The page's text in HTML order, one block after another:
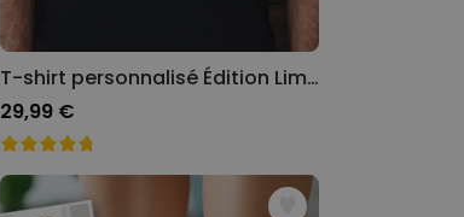
T-shirt personnalisé Édition Limitée avec année
29,99 €